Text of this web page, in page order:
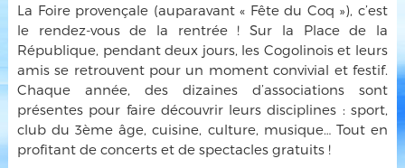
La Foire provençale (auparavant « Fête du Coq »), c’est
le rendez-vous de la rentrée ! Sur la Place de la
République, pendant deux jours, les Cogolinois et leurs
amis se retrouvent pour un moment convivial et festif.
Chaque année, des dizaines d’associations sont
présentes pour faire découvrir leurs disciplines : sport,
club du 3ème âge, cuisine, culture, musique… Tout en
profitant de concerts et de spectacles gratuits !